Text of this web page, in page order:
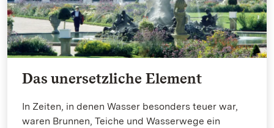
Das unersetzliche Element
In Zeiten, in denen Wasser besonders teuer war,
waren Brunnen, Teiche und Wasserwege ein